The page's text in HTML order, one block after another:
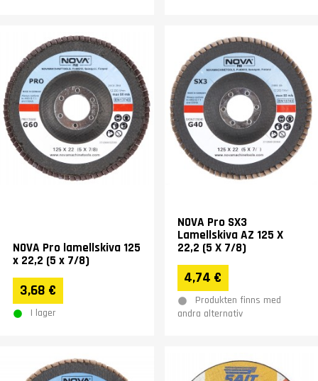
NOVA Pro lamellskiva 125
x 22,2 (5 x 7/8)
3,68 €
I lager
NOVA Pro SX3
Lamellskiva AZ 125 X
22,2 (5 X 7/8)
4,74 €
Produkten finns med
andra alternativ